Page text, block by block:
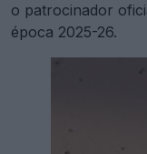
o patrocinador
época 2025-26.